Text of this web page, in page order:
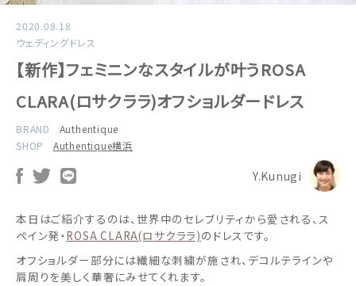
2020.08.18
ウェディングドレス
【新作】フェミニンなスタイルが叶うROSA
CLARA(ロサクララ)オフショルダードレス
BRAND
Authentique
SHOP
Authentique横浜
Y.Kunugi
本日はご紹介するのは、世界中のセレブリティから愛される、ス
ペイン発・ ROSA CLARA(ロサクララ)のドレスです。
オフショルダー部分には繊細な刺繍が施され、デコルテラインや
肩周りを美しく華奢にみせてくれます。